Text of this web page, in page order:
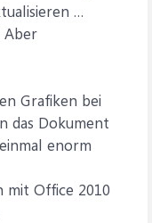
…
Aber
Grafiken bei
das Dokument
enorm
mit Office 2010